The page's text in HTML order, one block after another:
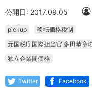
公開日: 2017.09.05
pickup
移転価格税制
元国税庁国際担当官 多田恭章
独立企業間価格
Twitter Facebook